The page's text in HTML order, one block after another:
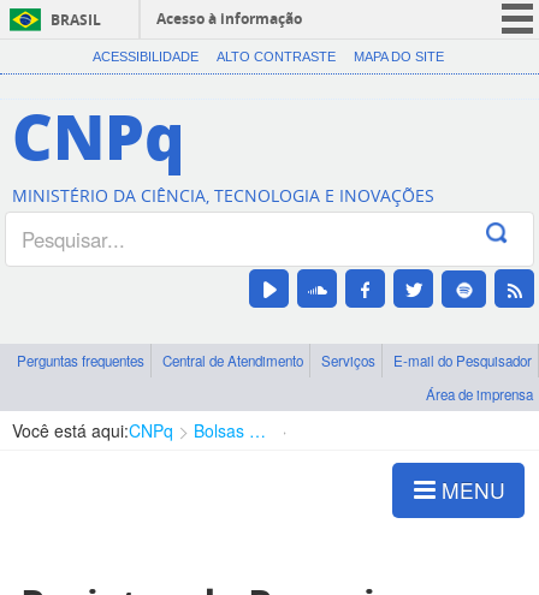
BRASIL
Acesso à informação
CORONAVÍRUS (COVID-19)
Canais
ACESSIBILIDADE ALTO CONTRASTE MAPA DO SITE
CNPq
MINISTÉRIO DA CIÊNCIA, TECNOLOGIA E INOVAÇÕES
Perguntas frequentes Central de Atendimento Serviços
E-mail do Pesquisador
Área de imprensa
Você está aqui:CNPq Bolsas e Auxílios Vigentes
MENU